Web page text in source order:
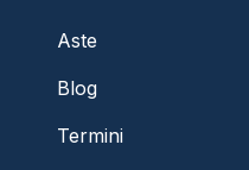
Aste
Blog
Termini